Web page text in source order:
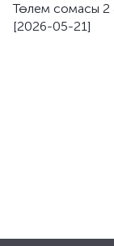
Төлем сомасы 2
[2026-05-21]